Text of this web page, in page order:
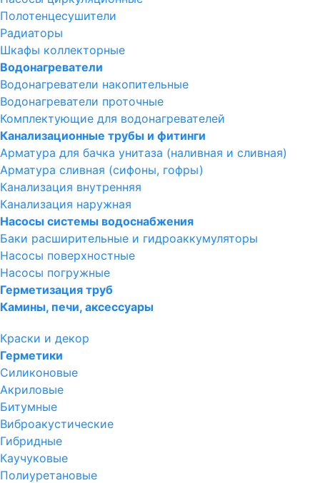
Полотенцесушители
Радиаторы
Шкафы коллекторные
Водонагреватели
Водонагреватели накопительные
Водонагреватели проточные
Комплектующие для водонагревателей
Канализационные трубы и фитинги
Арматура для бачка унитаза (наливная и сливная)
Арматура сливная (сифоны, гофры)
Канализация внутренняя
Канализация наружная
Насосы системы водоснабжения
Баки расширительные и гидроаккумуляторы
Насосы поверхностные
Насосы погружные
Герметизация труб
Камины, печи, аксессуары
Краски и декор
Герметики
Силиконовые
Акриловые
Битумные
Виброакустические
Гибридные
Каучуковые
Полиуретановые